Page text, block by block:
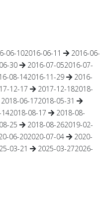
06-102016-06-11
2016-06-
30 2016-07-052016-07-
08-142016-11-29
2016-
12-17 2017-12-182018-
2018-06-172018-05-31
2018-08-17
2018-08-
25 2018-08-262019-02-
06-202020-07-04
2020-
03-21 2025-03-272026-